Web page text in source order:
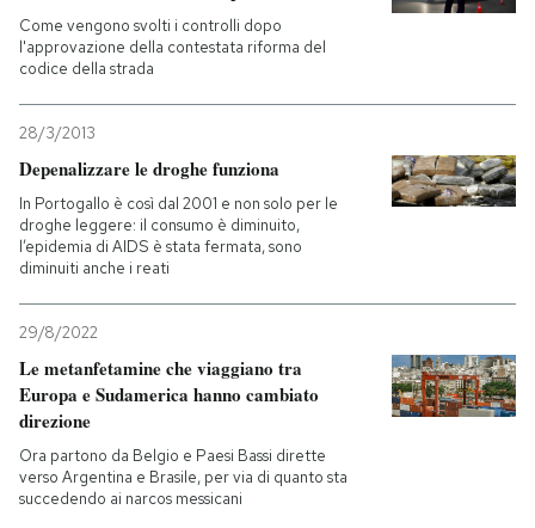
Come vengono svolti i controlli dopo
l'approvazione della contestata riforma del
codice della strada
28/3/2013
Depenalizzare le droghe funziona
In Portogallo è così dal 2001 e non solo per le
droghe leggere: il consumo è diminuito,
l’epidemia di AIDS è stata fermata, sono
diminuiti anche i reati
29/8/2022
Le metanfetamine che viaggiano tra
Europa e Sudamerica hanno cambiato
direzione
Ora partono da Belgio e Paesi Bassi dirette
verso Argentina e Brasile, per via di quanto sta
succedendo ai narcos messicani